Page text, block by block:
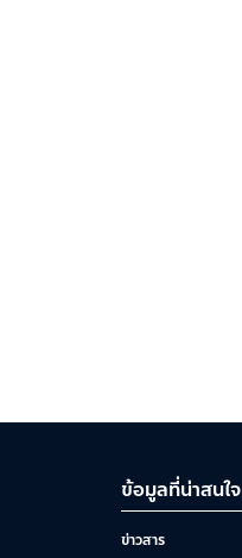
ข้อมูลที่น่าสนใจ
ข่าวสาร